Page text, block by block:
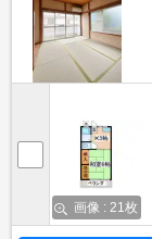
画像 : 21枚